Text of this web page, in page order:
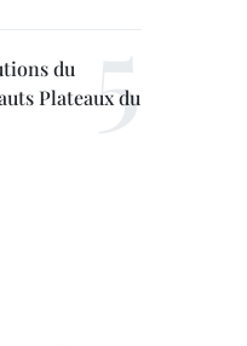
du
Plateaux du